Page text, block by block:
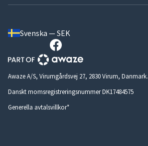
Svenska — SEK
Awaze A/S, Virumgårdsvej 27, 2830 Virum, Danmark.
Danskt momsregistreringsnummer DK17484575
Generella avtalsvillkor*